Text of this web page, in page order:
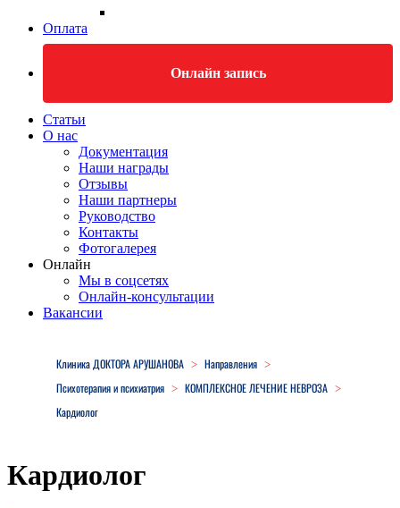
Оплата
Онлайн запись
Статьи
О нас
Документация
Наши награды
Отзывы
Наши партнеры
Руководство
Контакты
Фотогалерея
Онлайн
Мы в соцсетях
Онлайн-консультации
Вакансии
Клиника ДОКТОРА АРУШАНОВА > Направления >
Психотерапия и психиатрия > КОМПЛЕКСНОЕ ЛЕЧЕНИЕ НЕВРОЗА >
Кардиолог
Кардиолог